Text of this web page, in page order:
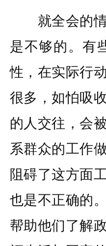
就全会的情
是不够的。有
性，在实际行
很多，如怕吸
的人交往，会
系群众的工作
阻碍了这方面
也是不正确的
帮助他们了解